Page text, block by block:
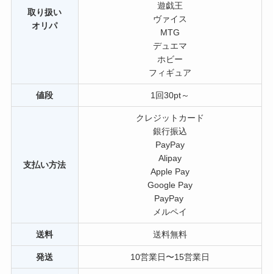
取り扱い
オリパ
遊戯王
ヴァイス
MTG
デュエマ
ホビー
フィギュア
値段 1回30pt～
支払い方法
クレジットカード
銀行振込
PayPay
Alipay
Apple Pay
Google Pay
PayPay
メルペイ
送料 送料無料
発送 10営業日〜15営業日